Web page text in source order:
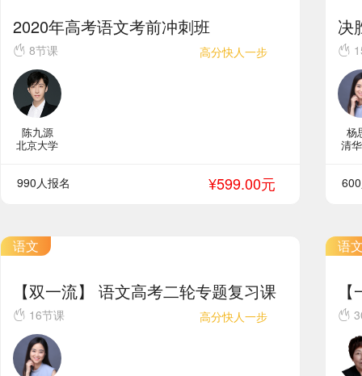
2020年高考语文考前冲刺班
8节课 高分快人一步
陈九源
北京大学
990人报名 ¥599.00元
决
杨
清
语文
【双一流】 语文高考二轮专题复习课
16节课 高分快人一步
语